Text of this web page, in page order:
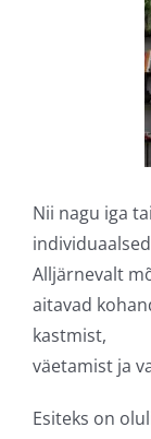
Nii nagu iga
Alljärnevalt
aitavad
kastmist,
väetamist ja
Esiteks on